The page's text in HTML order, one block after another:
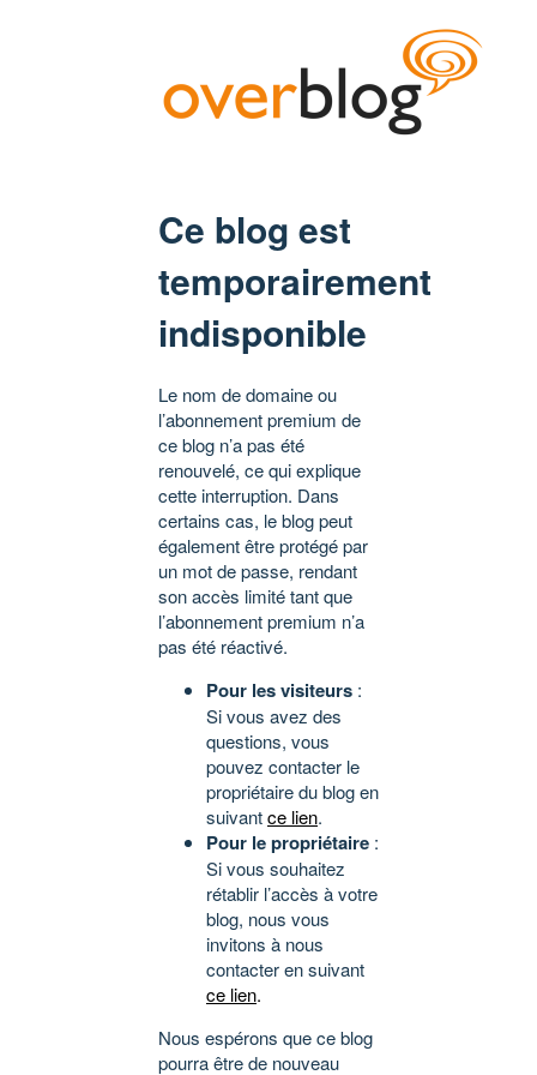
Ce blog est
temporairement
indisponible
Le nom de domaine ou
l’abonnement premium de
ce blog n’a pas été
renouvelé, ce qui explique
cette interruption. Dans
certains cas, le blog peut
également être protégé par
un mot de passe, rendant
son accès limité tant que
l’abonnement premium n’a
pas été réactivé.
Pour les visiteurs :
Si vous avez des
questions, vous
pouvez contacter le
propriétaire du blog en
suivantce lien.
Pour le propriétaire :
Si vous souhaitez
rétablir l’accès à votre
blog, nous vous
invitons à nous
contacter en suivant
ce lien.
Nous espérons que ce blog
pourra être de nouveau